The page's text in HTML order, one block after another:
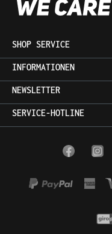
SHOP SERVICE
INFORMATIONEN
NEWSLETTER
SERVICE-HOTLINE